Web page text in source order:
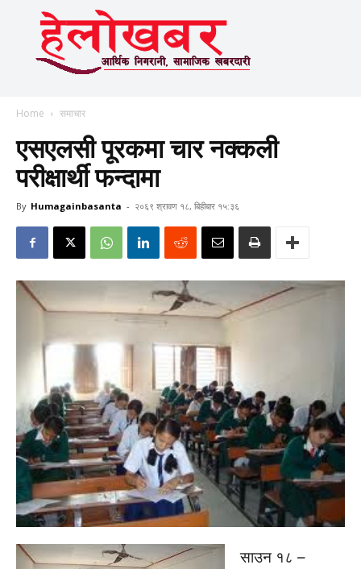
Home समाचार
एसएलसी पूरकमा चार नक्कली
परीक्षार्थी फन्दामा
By Humagainbasanta - २०६९ श्रावण १८, बिहीबार १५:३६
साउन १८ –